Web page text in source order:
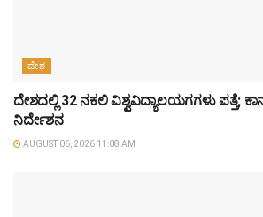
ದೇಶ
ದೇಶದಲ್ಲಿ 32 ನಕಲಿ ವಿಶ್ವವಿದ್ಯಾಲಯಗಗಳು ಪತ್ತೆ;
ನಿರ್ದೇಶನ
AUGUST 06, 2026 11:08 AM